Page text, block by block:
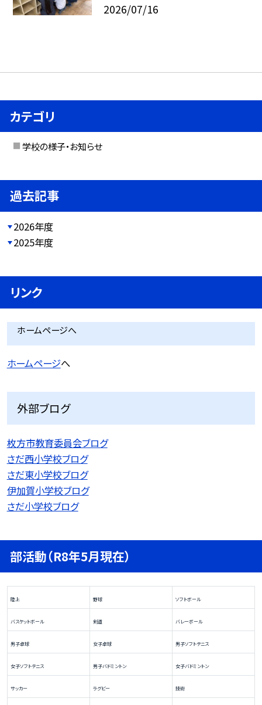
2026/07/16
カテゴリ
学校の様子・お知らせ
過去記事
2026年度
2025年度
リンク
ホームページへ
ホームページへ
外部ブログ
枚方市教育委員会ブログ
さだ西小学校ブログ
さだ東小学校ブログ
伊加賀小学校ブログ
さだ小学校ブログ
部活動（R8年5月現在）
陸上 野球 ソフトボール
バスケットボール 剣道 バレーボール
男子卓球 女子卓球 男子ソフトテニス
女子ソフトテニス 男子バドミントン 女子バドミントン
サッカー ラグビー 技術